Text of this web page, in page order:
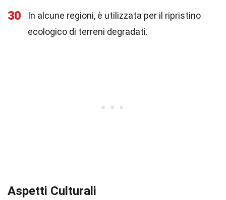
30
In alcune regioni, è utilizzata per il ripristino
ecologico di terreni degradati.
Aspetti Culturali